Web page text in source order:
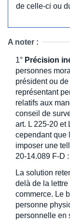
de celle-ci ou
A noter :
1° Précision
personnes
président ou
représentant
relatifs aux
conseil de
art. L 225-20 et
cependant que
imposer une
20-14.089 F-D
La solution
delà de la
commerce. Le
personne
personnelle en